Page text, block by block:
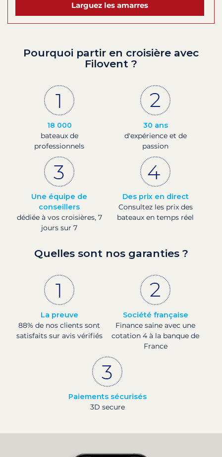
Larguez les amarres
Pourquoi partir en croisière avec
Filovent ?
18 000
bateaux de
professionnels
30 ans
d'expérience et de
passion
Une équipe de
conseillers
dédiée à vos croisières, 7
jours sur 7
Des prix en direct
Consultez les prix des
bateaux en temps réel
Quelles sont nos garanties ?
La preuve
88% de nos clients sont
satisfaits sur avis vérifiés
Société française
Finance saine avec une
cotation 4 à la banque de
France
Paiements sécurisés
3D secure